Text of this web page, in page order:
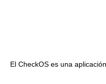
El CheckOS es una